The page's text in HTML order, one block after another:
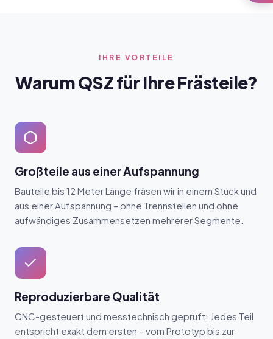
IHRE VORTEILE
Warum QSZ für Ihre Frästeile?
Großteile aus einer Aufspannung
Bauteile bis 12 Meter Länge fräsen wir in einem Stück und
aus einer Aufspannung – ohne Trennstellen und ohne
aufwändiges Zusammensetzen mehrerer Segmente.
Reproduzierbare Qualität
CNC-gesteuert und messtechnisch geprüft: Jedes Teil
entspricht exakt dem ersten – vom Prototyp bis zur